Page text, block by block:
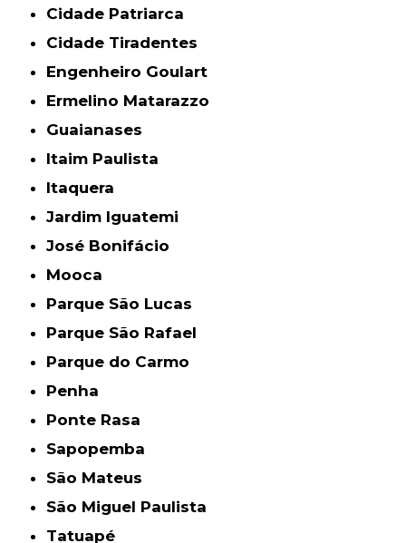
Cidade Patriarca
Cidade Tiradentes
Engenheiro Goulart
Ermelino Matarazzo
Guaianases
Itaim Paulista
Itaquera
Jardim Iguatemi
José Bonifácio
Mooca
Parque São Lucas
Parque São Rafael
Parque do Carmo
Penha
Ponte Rasa
Sapopemba
São Mateus
São Miguel Paulista
Tatuapé